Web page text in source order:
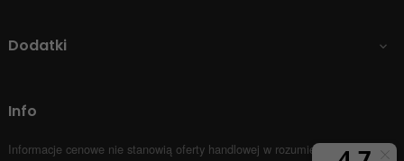
Dodatki 
Info
Informacje cenowe nie stanowią oferty handlowej w rozumieniu Art.66 par.1